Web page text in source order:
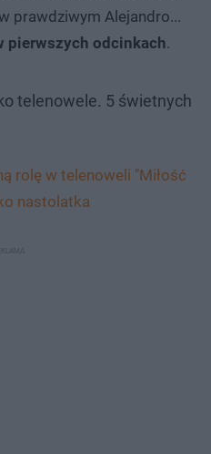
prawdziwym Alejandro...
pierwszych odcinkach.
telenowele. 5 świetnych
rolę w telenoweli "Miłość
nastolatka